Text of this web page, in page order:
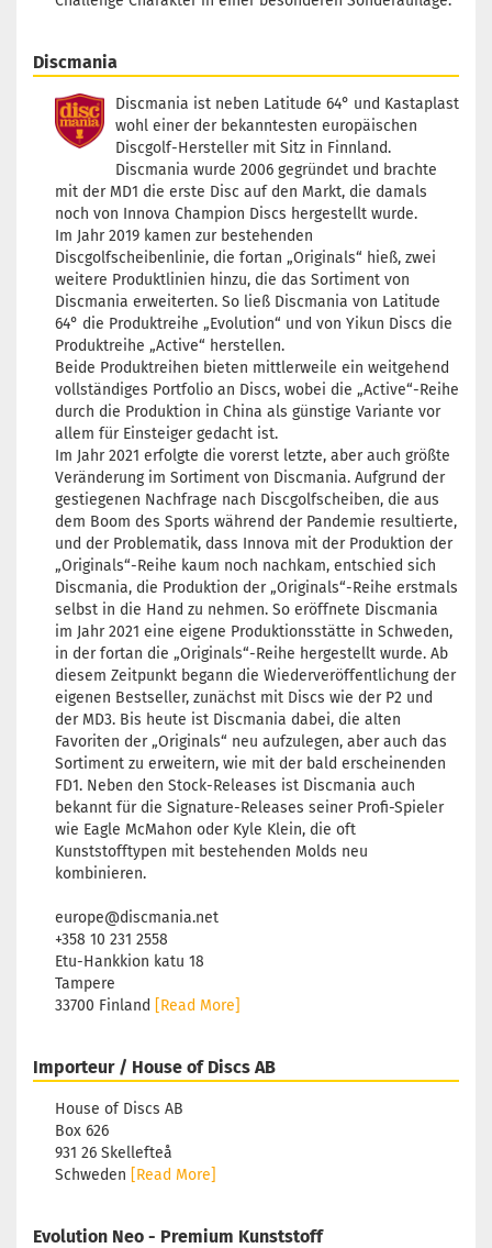
Discmania
Discmania ist neben Latitude 64° und Kastaplast
wohl einer der bekanntesten europäischen
Discgolf-Hersteller mit Sitz in Finnland.
Discmania wurde 2006 gegründet und brachte
mit der MD1 die erste Disc auf den Markt, die damals
noch von Innova Champion Discs hergestellt wurde.
Im Jahr 2019 kamen zur bestehenden
Discgolfscheibenlinie, die fortan „Originals“ hieß, zwei
weitere Produktlinien hinzu, die das Sortiment von
Discmania erweiterten. So ließ Discmania von Latitude
64° die Produktreihe „Evolution“ und von Yikun Discs die
Produktreihe „Active“ herstellen.
Beide Produktreihen bieten mittlerweile ein weitgehend
vollständiges Portfolio an Discs, wobei die „Active“-Reihe
durch die Produktion in China als günstige Variante vor
allem für Einsteiger gedacht ist.
Im Jahr 2021 erfolgte die vorerst letzte, aber auch größte
Veränderung im Sortiment von Discmania. Aufgrund der
gestiegenen Nachfrage nach Discgolfscheiben, die aus
dem Boom des Sports während der Pandemie resultierte,
und der Problematik, dass Innova mit der Produktion der
„Originals“-Reihe kaum noch nachkam, entschied sich
Discmania, die Produktion der „Originals“-Reihe erstmals
selbst in die Hand zu nehmen. So eröffnete Discmania
im Jahr 2021 eine eigene Produktionsstätte in Schweden,
in der fortan die „Originals“-Reihe hergestellt wurde. Ab
diesem Zeitpunkt begann die Wiederveröffentlichung der
eigenen Bestseller, zunächst mit Discs wie der P2 und
der MD3. Bis heute ist Discmania dabei, die alten
Favoriten der „Originals“ neu aufzulegen, aber auch das
Sortiment zu erweitern, wie mit der bald erscheinenden
FD1. Neben den Stock-Releases ist Discmania auch
bekannt für die Signature-Releases seiner Profi-Spieler
wie Eagle McMahon oder Kyle Klein, die oft
Kunststofftypen mit bestehenden Molds neu
kombinieren.
europe@discmania.net
+358 10 231 2558
Etu-Hankkion katu 18
Tampere
33700 Finland [Read More]
Importeur / House of Discs AB
House of Discs AB
Box 626
931 26 Skellefteå
Schweden [Read More]
Evolution Neo - Premium Kunststoff